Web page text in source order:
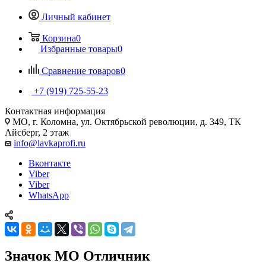
Личный кабинет
Корзина0
Избранные товары0
Сравнение товаров0
+7 (919) 725-55-23
Контактная информация
МО, г. Коломна, ул. Октябрьской революции, д. 349, ТК
Айсберг, 2 этаж
info@lavkaprofi.ru
Вконтакте
Viber
Viber
WhatsApp
Значок МО Отличник